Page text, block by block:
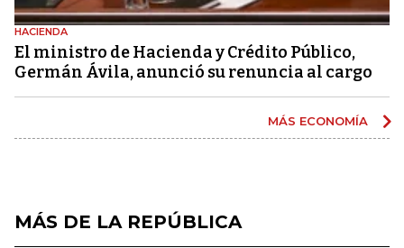
HACIENDA
El ministro de Hacienda y Crédito Público,
Germán Ávila, anunció su renuncia al cargo
MÁS ECONOMÍA
MÁS DE LA REPÚBLICA